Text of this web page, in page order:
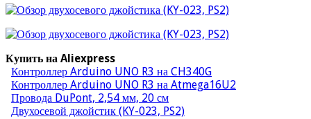
Купить на Aliexpress
Контроллер Arduino UNO R3 на CH340G
Контроллер Arduino UNO R3 на Atmega16U2
Провода DuPont, 2,54 мм, 20 см
Двухосевой джойстик (KY-023, PS2)